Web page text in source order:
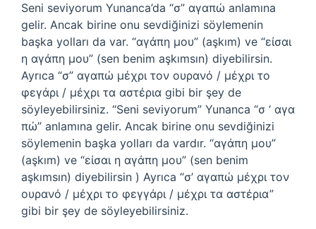
Seni seviyorum Yunanca’da “σ” αγαπώ anlamına
gelir. Ancak birine onu sevdiğinizi söylemenin
başka yolları da var. “αγάπη μου” (aşkım) ve “είσαι
η αγάπη μου” (sen benim aşkımsın) diyebilirsin.
Ayrıca “σ” αγαπώ μέχρι τον ουρανό / μέχρι το
φεγάρι / μέχρι τα αστέρια gibi bir şey de
söyleyebilirsiniz. “Seni seviyorum” Yunanca “σ ‘ αγα
πώ” anlamına gelir. Ancak birine onu sevdiğinizi
söylemenin başka yolları da vardır. “αγάπη μου”
(aşkım) ve “είσαι η αγάπη μου” (sen benim
aşkımsın) diyebilirsin ) Ayrıca “σ’ αγαπώ μέχρι τον
ουρανό / μέχρι το φεγγάρι / μέχρι τα αστέρια”
gibi bir şey de söyleyebilirsiniz.